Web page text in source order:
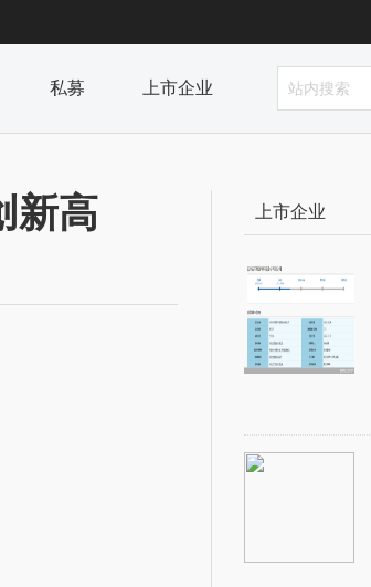
私募 上市企业
新高 上市企业